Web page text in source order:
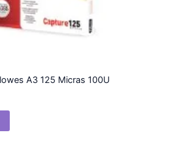
A3 125 Micras 100U